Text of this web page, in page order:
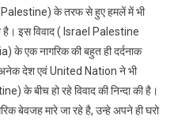
(Palestine) के तरफ से हुए हमलें में भी
इस विवाद ( Israel Palestine
एक नागरिक की बहुत ही दर्दनाक
अनेक देश एवं United Nation ने भी
के बीच हो रहे विवाद की निन्दा की है।
बेवजह मारे जा रहे है, उन्हे अपने ही घरो